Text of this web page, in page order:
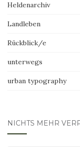
Heldenarchiv
Landleben
Rückblick/e
unterwegs
urban typography
NICHTS MEHR